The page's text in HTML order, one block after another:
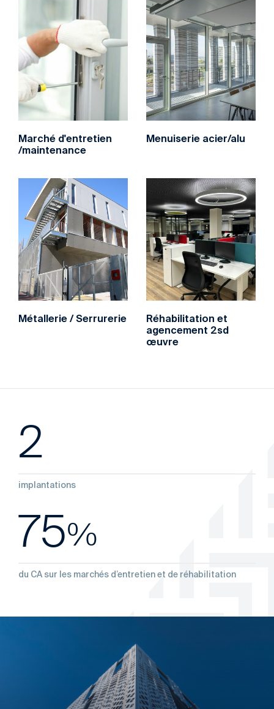
Marché d'entretien
/maintenance
Menuiserie acier/alu
Métallerie / Serrurerie Réhabilitation et
agencement 2sd
œuvre
2
implantations
75%
du CA sur les marchés d’entretien et de réhabilitation